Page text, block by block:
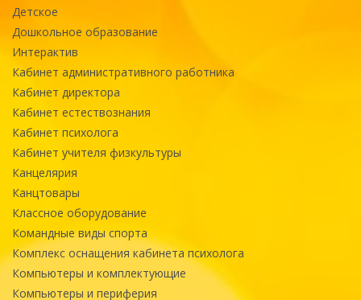
Детское
Дошкольное образование
Интерактив
Кабинет административного работника
Кабинет директора
Кабинет естествознания
Кабинет психолога
Кабинет учителя физкультуры
Канцелярия
Канцтовары
Классное оборудование
Командные виды спорта
Комплекс оснащения кабинета психолога
Компьютеры и комплектующие
Компьютеры и периферия